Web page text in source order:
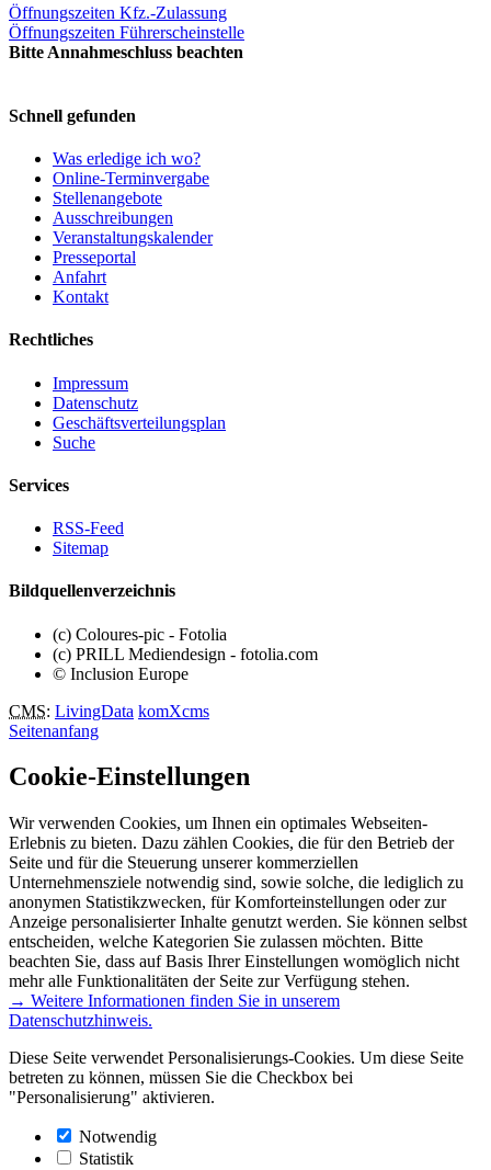
Öffnungszeiten Kfz.-Zulassung
Öffnungszeiten Führerscheinstelle
Bitte Annahmeschluss beachten
Schnell gefunden
Was erledige ich wo?
Online-Terminvergabe
Stellenangebote
Ausschreibungen
Veranstaltungskalender
Presseportal
Anfahrt
Kontakt
Rechtliches
Impressum
Datenschutz
Geschäftsverteilungsplan
Suche
Services
RSS-Feed
Sitemap
Bildquellenverzeichnis
(c) Coloures-pic - Fotolia
(c) PRILL Mediendesign - fotolia.com
© Inclusion Europe
CMS: LivingData komXcms
Seitenanfang
Cookie-Einstellungen
Wir verwenden Cookies, um Ihnen ein optimales Webseiten-
Erlebnis zu bieten. Dazu zählen Cookies, die für den Betrieb der
Seite und für die Steuerung unserer kommerziellen
Unternehmensziele notwendig sind, sowie solche, die lediglich zu
anonymen Statistikzwecken, für Komforteinstellungen oder zur
Anzeige personalisierter Inhalte genutzt werden. Sie können selbst
entscheiden, welche Kategorien Sie zulassen möchten. Bitte
beachten Sie, dass auf Basis Ihrer Einstellungen womöglich nicht
mehr alle Funktionalitäten der Seite zur Verfügung stehen.
→ Weitere Informationen finden Sie in unserem
Datenschutzhinweis.
Diese Seite verwendet Personalisierungs-Cookies. Um diese Seite
betreten zu können, müssen Sie die Checkbox bei
"Personalisierung" aktivieren.
Notwendig
Statistik